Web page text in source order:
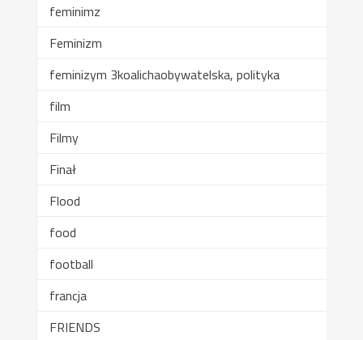
feminimz
Feminizm
feminizym 3koalichaobywatelska, polityka
film
Filmy
Finał
Flood
food
football
francja
FRIENDS